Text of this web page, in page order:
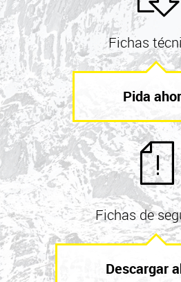
Fichas
Pida
Fichas de
Descargar